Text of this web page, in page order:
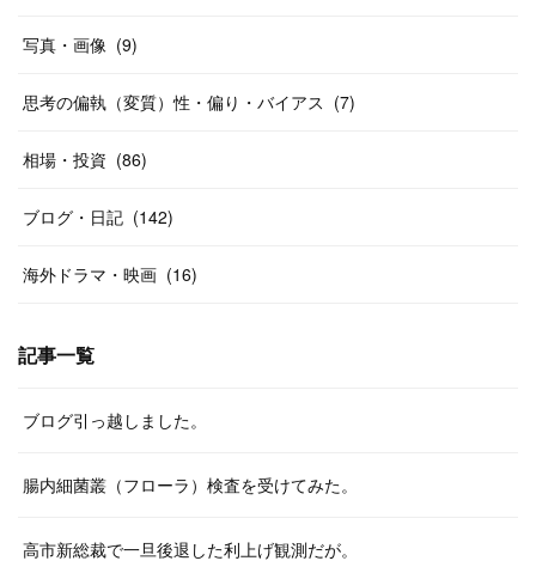
写真・画像 (9)
思考の偏執（変質）性・偏り・バイアス (7)
相場・投資 (86)
ブログ・日記 (142)
海外ドラマ・映画 (16)
記事一覧
ブログ引っ越しました。
腸内細菌叢（フローラ）検査を受けてみた。
高市新総裁で一旦後退した利上げ観測だが。